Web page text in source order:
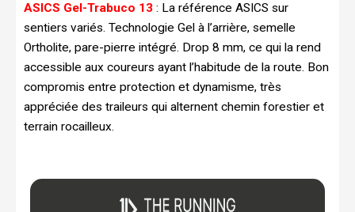
ASICS Gel-Trabuco 13 : La référence ASICS sur
sentiers variés. Technologie Gel à l’arrière, semelle
Ortholite, pare-pierre intégré. Drop 8 mm, ce qui la rend
accessible aux coureurs ayant l’habitude de la route. Bon
compromis entre protection et dynamisme, très
appréciée des traileurs qui alternent chemin forestier et
terrain rocailleux.